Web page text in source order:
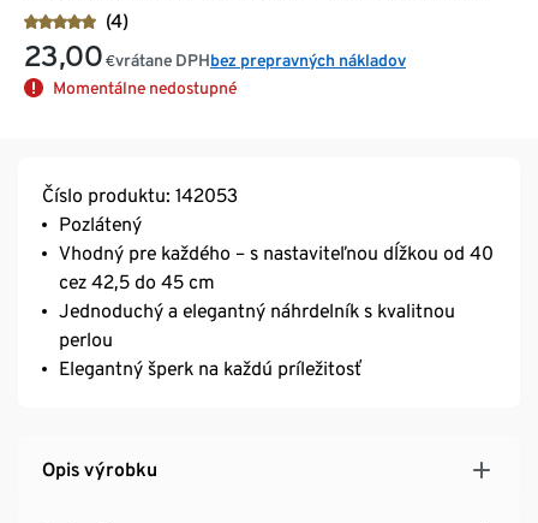
(4)
23,00 €vrátane DPHbez prepravných nákladov
Momentálne nedostupné
Číslo produktu: 142053
Pozlátený
Vhodný pre každého – s nastaviteľnou dĺžkou od 40
cez 42,5 do 45 cm
Jednoduchý a elegantný náhrdelník s kvalitnou
perlou
Elegantný šperk na každú príležitosť
Opis výrobku